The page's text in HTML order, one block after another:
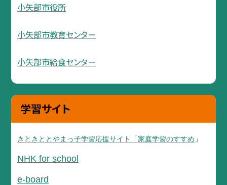
小矢部市役所
小矢部市教育センター
小矢部市給食センター
学習サイト
きときととやまっ子学習応援サイト「家庭学習のすすめ 」
NHK for school
e-board